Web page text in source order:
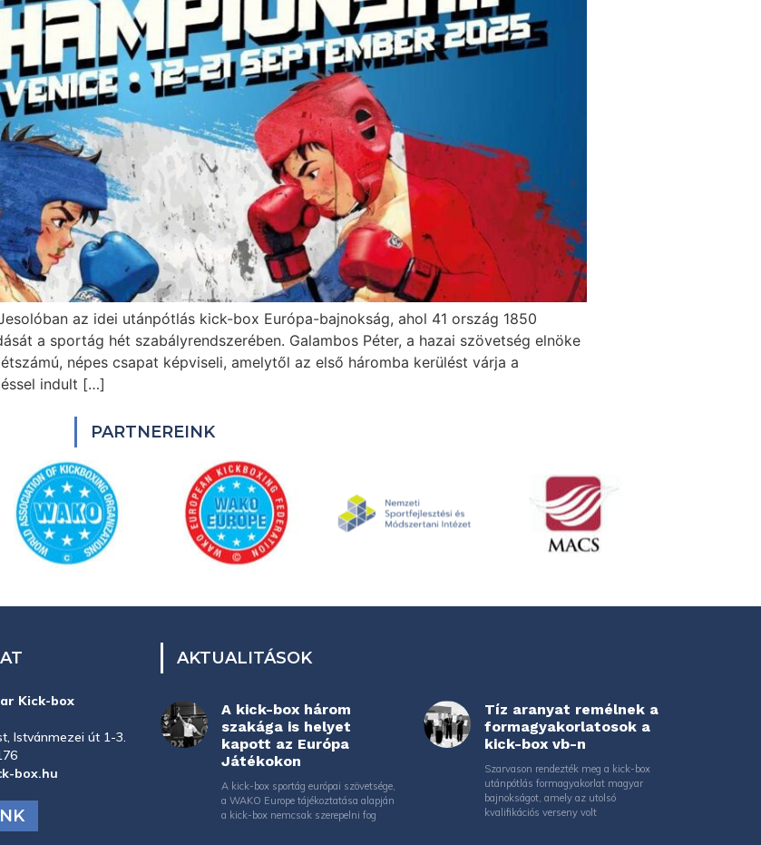
az idei utánpótlás kick-box Európa-bajnokság, ahol 41 ország 1850
a sportág hét szabályrendszerében. Galambos Péter, a hazai szövetség elnöke
népes csapat képviseli, amelytől az első háromba kerülést várja a
indult […]
PARTNEREINK
Kick-box
Istvánmezei út 1-3.
box.hu
AKTUALITÁSOK
A kick-box három
szakága is helyet
kapott az Európa
Játékokon
A kick-box sportág európai szövetsége,
a WAKO Europe tájékoztatása alapján
a kick-box nemcsak szerepelni fog
Tíz aranyat remélnek a
formagyakorlatosok a
kick-box vb-n
Szarvason rendezték meg a kick-box
utánpótlás formagyakorlat magyar
bajnokságot, amely az utolsó
kvalifikációs verseny volt